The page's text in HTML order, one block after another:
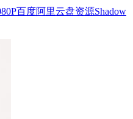
百度阿里云盘资源Shadow